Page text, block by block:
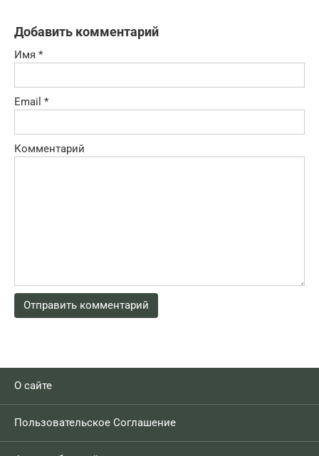
Добавить комментарий
Имя *
Email *
Комментарий
О сайте
Пользовательское Соглашение